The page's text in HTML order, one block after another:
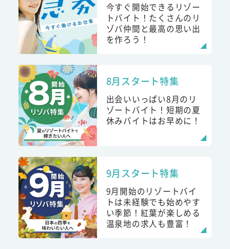
今すぐ開始できるリゾー
トバイト！たくさんのリ
ゾバ仲間と最高の思い出
を作ろう！
8月スタート特集
出会いいっぱい8月のリ
ゾートバイト！短期の夏
休みバイトはお早めに！
9月スタート特集
9月開始のリゾートバイ
トは未経験でも始めやす
い季節！紅葉が楽しめる
温泉地の求人も豊富！